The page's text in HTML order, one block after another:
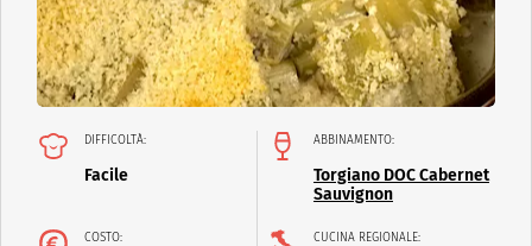
DIFFICOLTÀ:
Facile
ABBINAMENTO:
Torgiano DOC Cabernet
Sauvignon
COSTO: CUCINA REGIONALE: